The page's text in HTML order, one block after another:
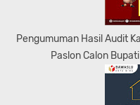
Pengumuman Hasil Audit
Paslon Calon